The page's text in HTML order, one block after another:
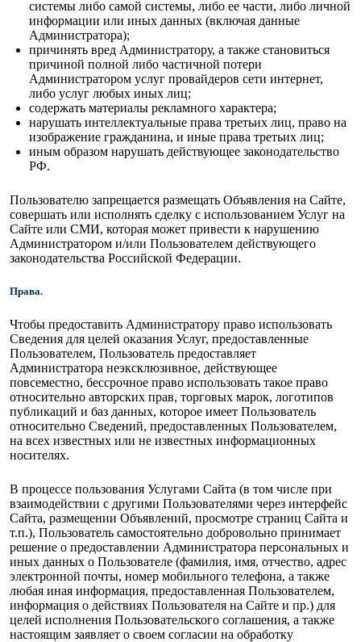
системы либо самой системы, либо ее части, либо личной
информации или иных данных (включая данные
Администратора);
причинять вред Администратору, а также становиться
причиной полной либо частичной потери
Администратором услуг провайдеров сети интернет,
либо услуг любых иных лиц;
содержать материалы рекламного характера;
нарушать интеллектуальные права третьих лиц, право на
изображение гражданина, и иные права третьих лиц;
иным образом нарушать действующее законодательство
РФ.
Пользователю запрещается размещать Объявления на Сайте,
совершать или исполнять сделку с использованием Услуг на
Сайте или СМИ, которая может привести к нарушению
Администратором и/или Пользователем действующего
законодательства Российской Федерации.
Права.
Чтобы предоставить Администратору право использовать
Сведения для целей оказания Услуг, предоставленные
Пользователем, Пользователь предоставляет
Администратора неэксклюзивное, действующее
повсеместно, бессрочное право использовать такое право
относительно авторских прав, торговых марок, логотипов
публикаций и баз данных, которое имеет Пользователь
относительно Сведений, предоставленных Пользователем,
на всех известных или не известных информационных
носителях.
В процессе пользования Услугами Сайта (в том числе при
взаимодействии с другими Пользователями через интерфейс
Сайта, размещении Объявлений, просмотре страниц Сайта и
т.п.), Пользователь самостоятельно добровольно принимает
решение о предоставлении Администратора персональных и
иных данных о Пользователе (фамилия, имя, отчество, адрес
электронной почты, номер мобильного телефона, а также
любая иная информация, предоставленная Пользователем,
информация о действиях Пользователя на Сайте и пр.) для
целей исполнения Пользовательского соглашения, а также
настоящим заявляет о своем согласии на обработку